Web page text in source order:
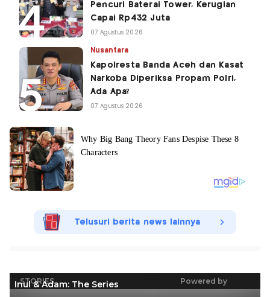
Pencuri Baterai Tower, Kerugian
Capai Rp432 Juta
07 Agustus 2026
Nusantara
Kapolresta Banda Aceh dan Kasat
Narkoba Diperiksa Propam Polri,
Ada Apa?
07 Agustus 2026
Telusuri berita news lainnya